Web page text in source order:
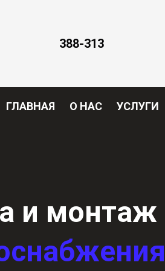
388-313
ГЛАВНАЯ О НАС УСЛУГИ
и монтаж